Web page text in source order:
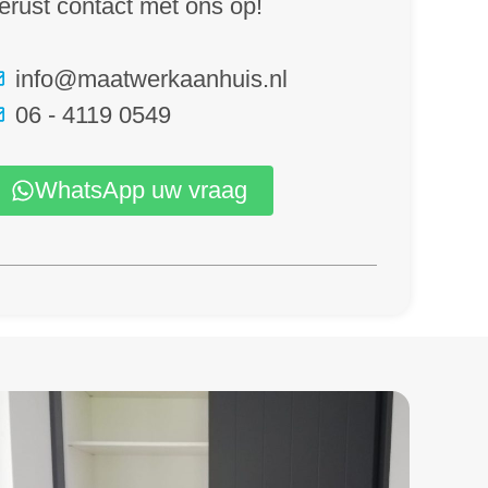
contact met ons op!
info@maatwerkaanhuis.nl
06 - 4119 0549
WhatsApp uw vraag